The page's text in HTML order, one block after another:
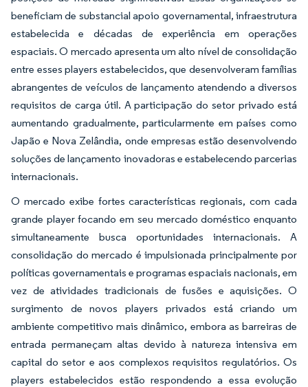
beneficiam de substancial apoio governamental, infraestrutura
estabelecida e décadas de experiência em operações
espaciais. O mercado apresenta um alto nível de consolidação
entre esses players estabelecidos, que desenvolveram famílias
abrangentes de veículos de lançamento atendendo a diversos
requisitos de carga útil. A participação do setor privado está
aumentando gradualmente, particularmente em países como
Japão e Nova Zelândia, onde empresas estão desenvolvendo
soluções de lançamento inovadoras e estabelecendo parcerias
internacionais.
O mercado exibe fortes características regionais, com cada
grande player focando em seu mercado doméstico enquanto
simultaneamente busca oportunidades internacionais. A
consolidação do mercado é impulsionada principalmente por
políticas governamentais e programas espaciais nacionais, em
vez de atividades tradicionais de fusões e aquisições. O
surgimento de novos players privados está criando um
ambiente competitivo mais dinâmico, embora as barreiras de
entrada permaneçam altas devido à natureza intensiva em
capital do setor e aos complexos requisitos regulatórios. Os
players estabelecidos estão respondendo a essa evolução